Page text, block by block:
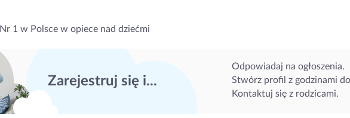
Nr 1 w Polsce w opiece nad dziećmi
Zarejestruj się i...
Odpowiadaj na ogłoszenia.
Stwórz profil z godzinami
Kontaktuj się z rodzicami.